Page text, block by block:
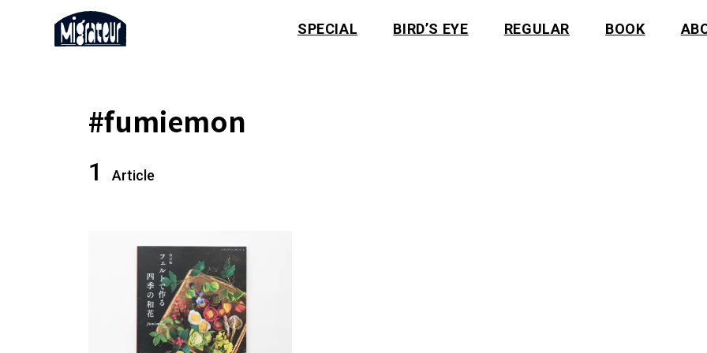
SPECIAL BIRD’S EYE REGULAR BOOK
#fumiemon
1 Article